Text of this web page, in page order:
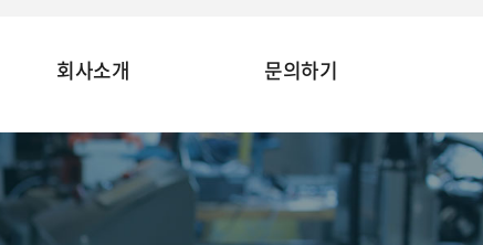
회사소개 문의하기